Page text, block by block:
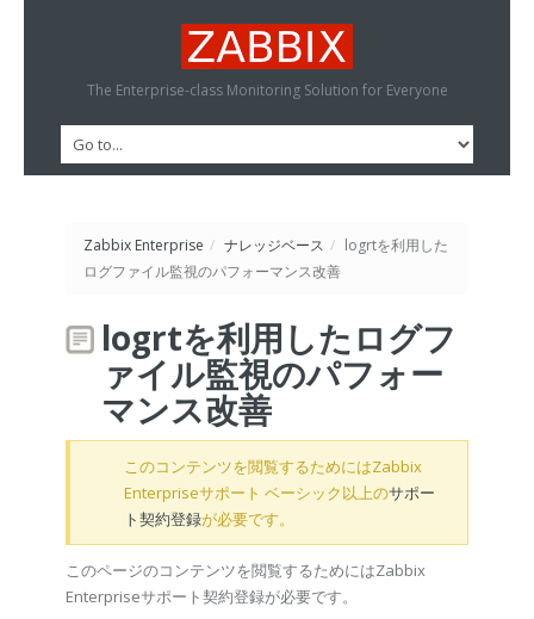
The Enterprise-class Monitoring Solution for Everyone
Zabbix Enterprise / ナレッジベース / logrtを利用した
ログファイル監視のパフォーマンス改善
logrtを利用したログフ
ァイル監視のパフォー
マンス改善
このコンテンツを閲覧するためにはZabbix
Enterpriseサポート ベーシック以上のサポー
ト契約登録が必要です。
このページのコンテンツを閲覧するためにはZabbix
Enterpriseサポート契約登録が必要です。